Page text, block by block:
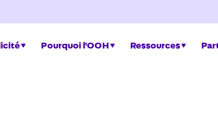
Pourquoi l'OOH Ressources